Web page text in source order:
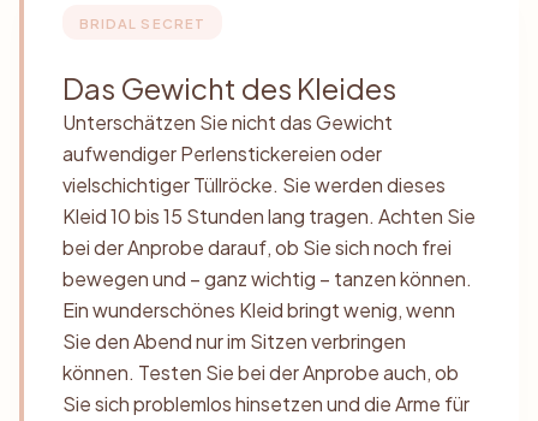
BRIDAL SECRET
Das Gewicht des Kleides
Unterschätzen Sie nicht das Gewicht
aufwendiger Perlenstickereien oder
vielschichtiger Tüllröcke. Sie werden dieses
Kleid 10 bis 15 Stunden lang tragen. Achten Sie
bei der Anprobe darauf, ob Sie sich noch frei
bewegen und – ganz wichtig – tanzen können.
Ein wunderschönes Kleid bringt wenig, wenn
Sie den Abend nur im Sitzen verbringen
können. Testen Sie bei der Anprobe auch, ob
Sie sich problemlos hinsetzen und die Arme für